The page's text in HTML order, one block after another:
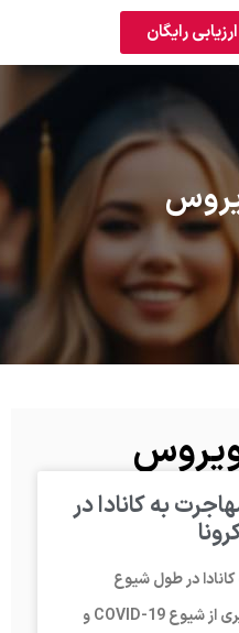
رایگان
به کانادا در
در طول شیوع
ویروس کرونا کانادا برای جلوگیری از شیوع COVID-19 و